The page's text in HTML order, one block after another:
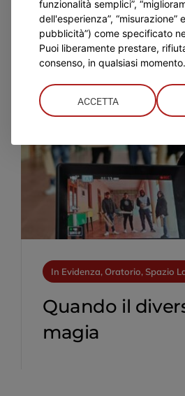
2026
In Evidenza, Oratorio, Spazio
Quando il
magia
funzionalità semplici”,
dell'esperienza”, “misurazione”
pubblicità”) come specificato
Puoi liberamente prestare,
consenso, in qualsiasi momento.
ACCETTA